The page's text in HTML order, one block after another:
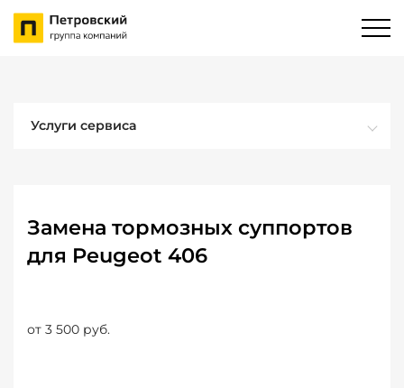
Услуги сервиса
Замена тормозных суппортов
для Peugeot 406
от 3 500 руб.